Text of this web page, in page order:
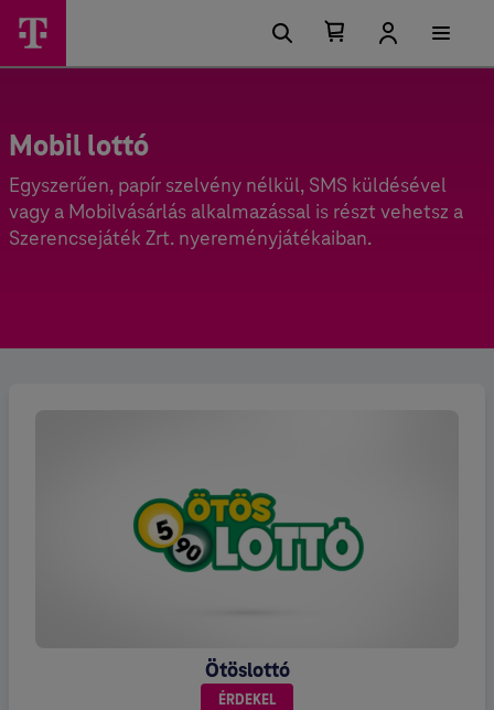
Mobil lottó
Egyszerűen, papír szelvény nélkül, SMS küldésével
vagy a Mobilvásárlás alkalmazással is részt vehetsz a
Szerencsejáték Zrt. nyereményjátékaiban.
Ötöslottó
ÉRDEKEL